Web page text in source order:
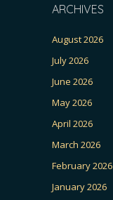
ARCHIVES
August 2026
July 2026
June 2026
May 2026
April 2026
March 2026
February 2026
January 2026